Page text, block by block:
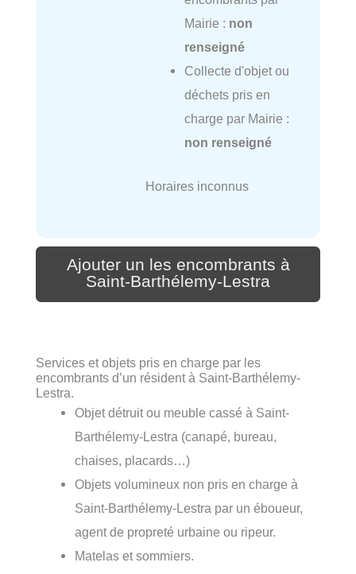
Mairie : non
renseigné
Collecte d'objet ou
déchets pris en
charge par Mairie :
non renseigné
Horaires inconnus
Ajouter un les encombrants à
Saint-Barthélemy-Lestra
Services et objets pris en charge par les
encombrants d’un résident à Saint-Barthélemy-
Lestra.
Objet détruit ou meuble cassé à Saint-
Barthélemy-Lestra (canapé, bureau,
chaises, placards…)
Objets volumineux non pris en charge à
Saint-Barthélemy-Lestra par un éboueur,
agent de propreté urbaine ou ripeur.
Matelas et sommiers.